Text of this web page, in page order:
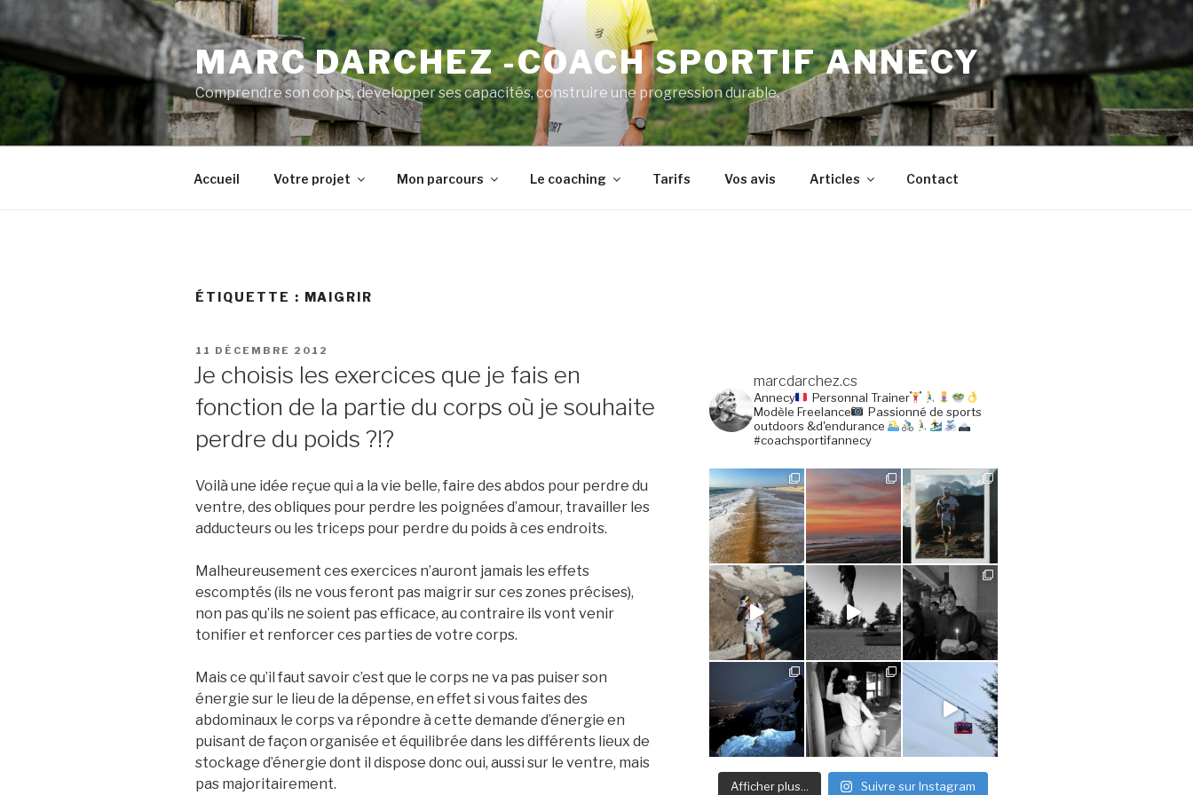
contenu
principal
MARC DARCHEZ -COACH SPORTIF ANNECY
Comprendre son corps, developper ses capacités, construire une progression durable.
Accueil Votre projet Mon parcours Le coaching Tarifs Vos avis Articles Contact
ÉTIQUETTE : MAIGRIR
PUBLIÉ
11 DÉCEMBRE 2012
Je choisis les exercices que je fais en
fonction de la partie du corps où je souhaite
perdre du poids ?!?
Voilà une idée reçue qui a la vie belle, faire des abdos pour perdre du
ventre, des obliques pour perdre les poignées d’amour, travailler les
adducteurs ou les triceps pour perdre du poids à ces endroits.
Malheureusement ces exercices n’auront jamais les effets
escomptés (ils ne vous feront pas maigrir sur ces zones précises),
non pas qu’ils ne soient pas efficace, au contraire ils vont venir
tonifier et renforcer ces parties de votre corps.
Mais ce qu’il faut savoir c’est que le corps ne va pas puiser son
énergie sur le lieu de la dépense, en effet si vous faites des
abdominaux le corps va répondre à cette demande d’énergie en
puisant de façon organisée et équilibrée dans les différents lieux de
stockage d’énergie dont il dispose donc oui, aussi sur le ventre, mais
pas majoritairement.
marcdarchez.cs
Annecy
Personnal Trainer
Modèle Freelance
Passionné de sports
outdoors &d'endurance
#coachsportifannecy
Afficher plus... Suivre sur Instagram